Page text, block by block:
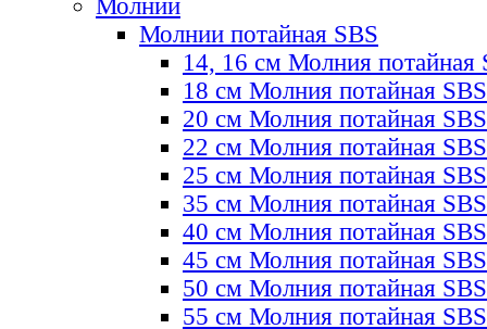
Молнии
Молнии потайная SBS
14, 16 см Молния потайная
18 см Молния потайная SBS
20 см Молния потайная SBS
22 см Молния потайная SBS
25 см Молния потайная SBS
35 см Молния потайная SBS
40 см Молния потайная SBS
45 см Молния потайная SBS
50 см Молния потайная SBS
55 см Молния потайная SBS